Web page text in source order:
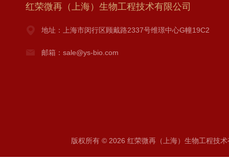
红荣微再（上海）生物工程技术有限公司
地址：上海市闵行区顾戴路2337号维璟中心G幢19C2
邮箱：sale@ys-bio.com
版权所有 © 2026 红荣微再（上海）生物工程技